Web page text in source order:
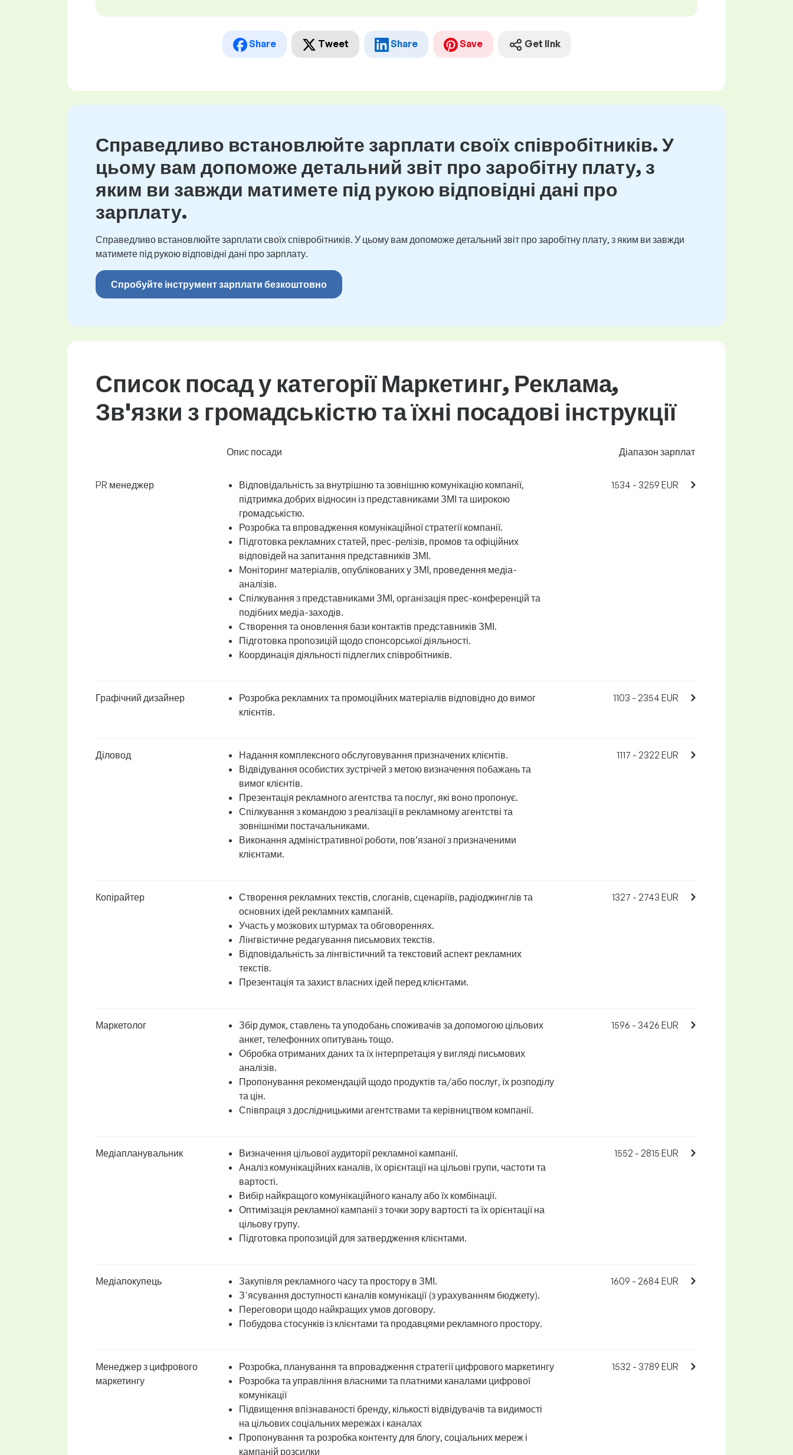
Share Tweet Share Save Get link
Справедливо встановлюйте зарплати своїх співробітників. У
цьому вам допоможе детальний звіт про заробітну плату, з
яким ви завжди матимете під рукою відповідні дані про
зарплату.
Справедливо встановлюйте зарплати своїх співробітників. У цьому вам допоможе детальний звіт про заробітну плату, з яким ви завжди
матимете під рукою відповідні дані про зарплату.
Спробуйте інструмент зарплати безкоштовно
Список посад у категорії Маркетинг, Реклама,
Зв'язки з громадськістю та їхні посадові інструкції
Опис посади Діапазон зарплат
PR менеджер
Відповідальність за внутрішню та зовнішню комунікацію компанії,
підтримка добрих відносин із представниками ЗМІ та широкою
громадськістю.
Розробка та впровадження комунікаційної стратегії компанії.
Підготовка рекламних статей, прес-релізів, промов та офіційних
відповідей на запитання представників ЗМІ.
Моніторинг матеріалів, опублікованих у ЗМІ, проведення медіа-
аналізів.
Спілкування з представниками ЗМІ, організація прес-конференцій та
подібних медіа-заходів.
Створення та оновлення бази контактів представників ЗМІ.
Підготовка пропозицій щодо спонсорської діяльності.
Координація діяльності підлеглих співробітників.
1534 - 3259 EUR
Графічний дизайнер
Розробка рекламних та промоційних матеріалів відповідно до вимог
клієнтів.
1103 - 2354 EUR
Діловод
Надання комплексного обслуговування призначених клієнтів.
Відвідування особистих зустрічей з метою визначення побажань та
вимог клієнтів.
Презентація рекламного агентства та послуг, які воно пропонує.
Спілкування з командою з реалізації в рекламному агентстві та
зовнішніми постачальниками.
Виконання адміністративної роботи, пов’язаної з призначеними
клієнтами.
1117 - 2322 EUR
Копірайтер
Створення рекламних текстів, слоганів, сценаріїв, радіоджинглів та
основних ідей рекламних кампаній.
Участь у мозкових штурмах та обговореннях.
Лінгвістичне редагування письмових текстів.
Відповідальність за лінгвістичний та текстовий аспект рекламних
текстів.
Презентація та захист власних ідей перед клієнтами.
1327 - 2743 EUR
Маркетолог
Збір думок, ставлень та уподобань споживачів за допомогою цільових
анкет, телефонних опитувань тощо.
Обробка отриманих даних та їх інтерпретація у вигляді письмових
аналізів.
Пропонування рекомендацій щодо продуктів та/або послуг, їх розподілу
та цін.
Співпраця з дослідницькими агентствами та керівництвом компанії.
1596 - 3426 EUR
Медіапланувальник
Визначення цільової аудиторії рекламної кампанії.
Аналіз комунікаційних каналів, їх орієнтації на цільові групи, частоти та
вартості.
Вибір найкращого комунікаційного каналу або їх комбінації.
Оптимізація рекламної кампанії з точки зору вартості та їх орієнтації на
цільову групу.
Підготовка пропозицій для затвердження клієнтами.
1552 - 2815 EUR
Медіапокупець
Закупівля рекламного часу та простору в ЗМІ.
З'ясування доступності каналів комунікації (з урахуванням бюджету).
Переговори щодо найкращих умов договору.
Побудова стосунків із клієнтами та продавцями рекламного простору.
1609 - 2684 EUR
Менеджер з цифрового
маркетингу
Розробка, планування та впровадження стратегії цифрового маркетингу
Розробка та управління власними та платними каналами цифрової
комунікації
Підвищення впізнаваності бренду, кількості відвідувачів та видимості
на цільових соціальних мережах і каналах
Пропонування та розробка контенту для блогу, соціальних мереж і
кампаній розсилки
1532 - 3789 EUR